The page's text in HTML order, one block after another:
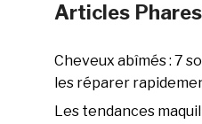
Articles Phares
Cheveux abîmés : 7
les réparer
Les tendances